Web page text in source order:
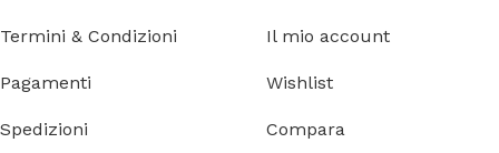
Termini & Condizioni
Pagamenti
Spedizioni
Il mio account
Wishlist
Compara